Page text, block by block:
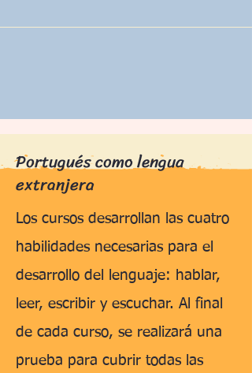
Portugués como lengua
extranjera
Los cursos desarrollan las cuatro
habilidades necesarias para el
desarrollo del lenguaje: hablar,
leer, escribir y escuchar. Al final
de cada curso, se realizará una
prueba para cubrir todas las